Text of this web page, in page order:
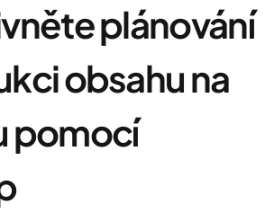
plánování
obsahu na
pomocí